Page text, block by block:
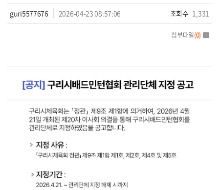
guri5577676 2026-04-23 08:57:06 조회수 1,331
첨부파일(0)